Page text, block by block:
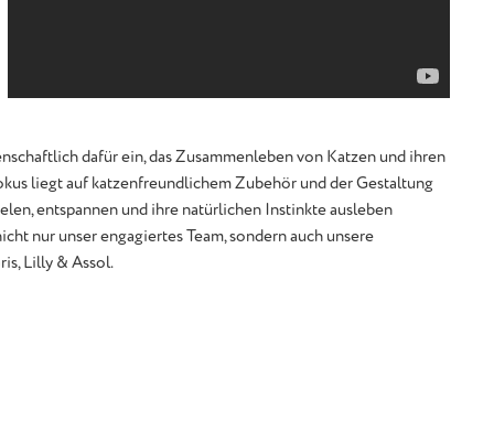
dafür ein, das Zusammenleben von Katzen und ihren
liegt auf katzenfreundlichem Zubehör und der Gestaltung
entspannen und ihre natürlichen Instinkte ausleben
nur unser engagiertes Team, sondern auch unsere
Lilly & Assol.